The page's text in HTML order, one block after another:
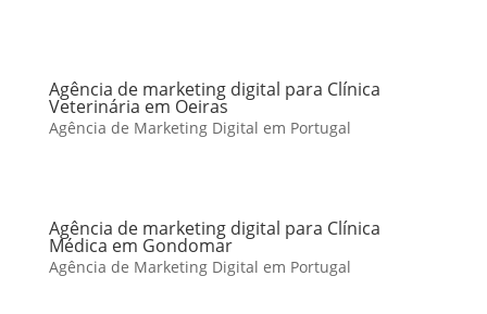
Agência de marketing digital para Clínica
Veterinária em Oeiras
Agência de Marketing Digital em Portugal
Agência de marketing digital para Clínica
Médica em Gondomar
Agência de Marketing Digital em Portugal